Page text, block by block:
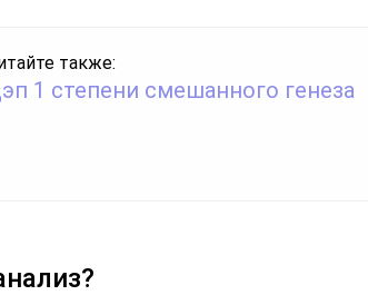
также:
1 степени смешанного генеза